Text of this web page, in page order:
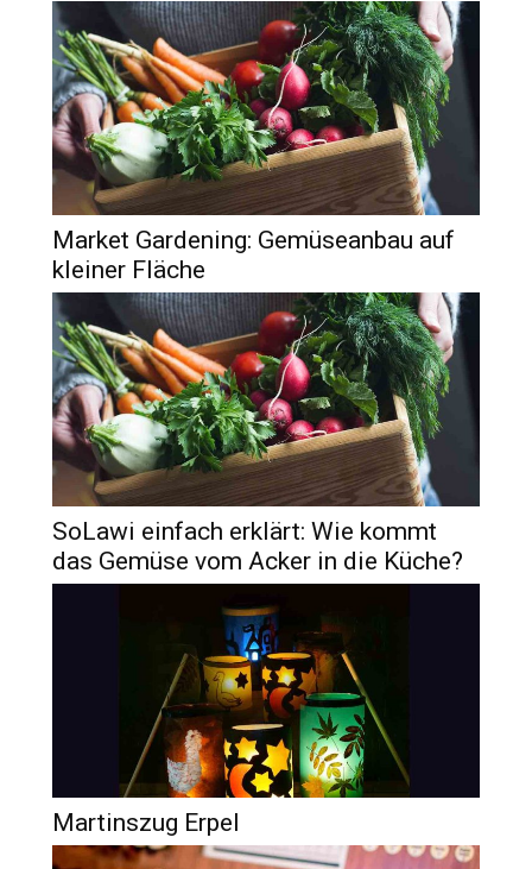
Market Gardening: Gemüseanbau auf
kleiner Fläche
SoLawi einfach erklärt: Wie kommt
das Gemüse vom Acker in die Küche?
Martinszug Erpel